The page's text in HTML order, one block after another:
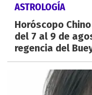
ASTROLOGÍA
Horóscopo
del 7 al 9 de
regencia del